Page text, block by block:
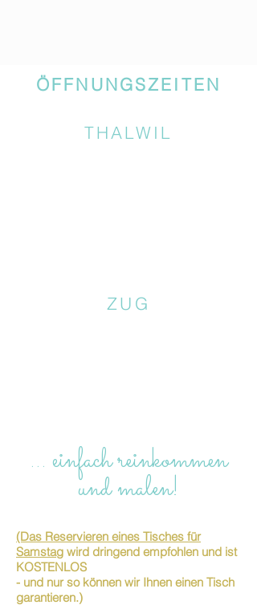
ÖFFNUNGSZEITEN
THALWIL
ZUG
… einfach reinkommen
und malen!
(Das Reservieren eines Tisches für
Samstag wird dringend empfohlen und ist
KOSTENLOS
- und nur so können wir Ihnen einen Tisch
garantieren.)